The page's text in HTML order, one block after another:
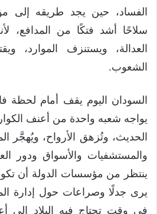
الفساد، حين يجد طريقه إلى
سلاحًا أشد فتكًا من المدافع،
العدالة، ويستنزف الموارد،
الشعوب.
السودان اليوم يقف أمام لحظة
يواجه شعبه واحدة من أعنف
الحديث، وتُزهق الأرواح، ويُهجَّر
والمستشفيات والأسواق ودور
ينتظر من مؤسسات الدولة أن
يرى جدلًا وصراعات حول إدارة
في وقت تحتاج فيه البلاد إلى